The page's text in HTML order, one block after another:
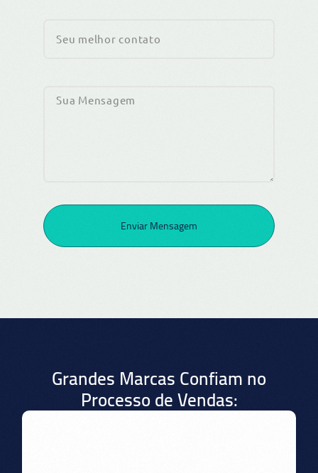
Enviar Mensagem
Grandes Marcas Confiam no
Processo de Vendas: